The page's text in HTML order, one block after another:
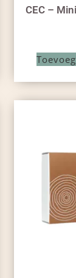
CEC –